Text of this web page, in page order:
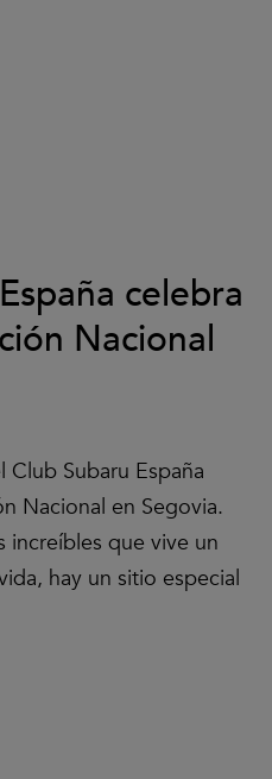
celebra
Nacional
Club Subaru España
Nacional en Segovia.
que vive un
hay un sitio especial